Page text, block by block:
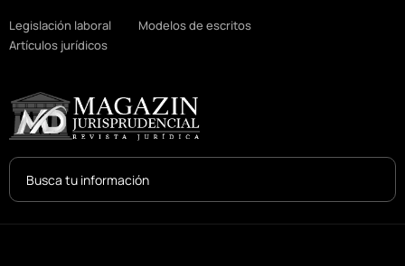
Legislación laboral
Modelos de escritos
Artículos jurídicos
Search